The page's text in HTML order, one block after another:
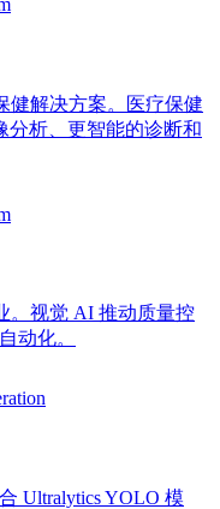
健解决方案。医疗保健
分析、更智能的诊断和
。视觉 AI 推动质量控
动化。
Ultralytics YOLO 模